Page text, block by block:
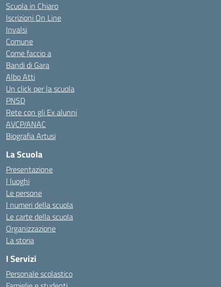
Scuola in Chiaro
Iscrizioni On Line
Invalsi
Comune
Come faccio a
Bandi di Gara
Albo Atti
Un click per la scuola
PNSD
Rete con gli Ex alunni
AVCP/ANAC
Biografia Artusi
La Scuola
Presentazione
I luoghi
Le persone
I numeri della scuola
Le carte della scuola
Organizzazione
La storia
I Servizi
Personale scolastico